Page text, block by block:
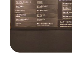
2026年7月号「鎌
2026年6月号「大